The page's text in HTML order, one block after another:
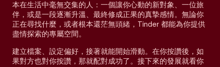
本在生活中毫無交集的人：一個讓你心動的新對象、一位旅
伴，或是一段逐漸升溫、最終修成正果的真摯感情。無論你
正在尋找什麼，或者根本還茫無頭緒，Tinder 都能為你提供
盡情探索的專屬空間。
建立檔案、設定偏好，接著就能開始滑動。在你按讚後，如
果對方也對你按讚，那就配對成功了。接下來的發展就看你